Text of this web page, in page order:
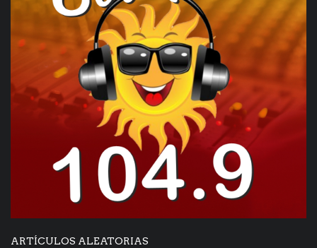
ARTÍCULOS ALEATORIAS